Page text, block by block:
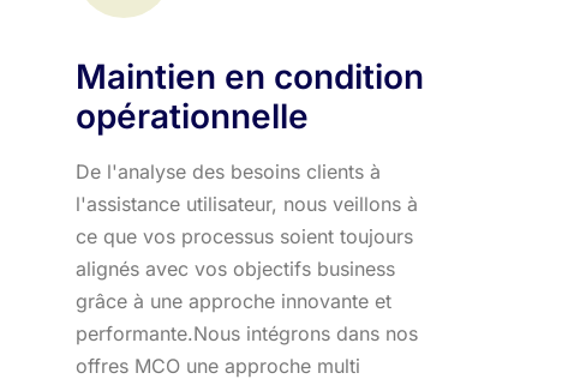
Maintien en condition
opérationnelle
De l'analyse des besoins clients à
l'assistance utilisateur, nous veillons à
ce que vos processus soient toujours
alignés avec vos objectifs business
grâce à une approche innovante et
performante.​ Nous intégrons dans nos
offres MCO une approche multi